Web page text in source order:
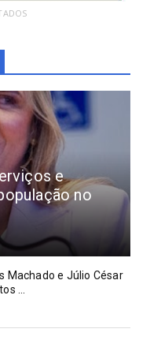
e
no
Machado e Júlio César
...